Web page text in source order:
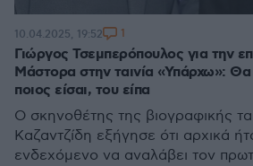
Γιώργος Τσεμπερόπουλος για την
Μάστορα στην ταινία «Υπάρχω»: Θα
ποιος είσαι, του είπα
Ο σκηνοθέτης της βιογραφικής
Καζαντζίδη εξήγησε ότι αρχικά
ενδεχόμενο να αναλάβει τον
10.04.2025, 19:52 1